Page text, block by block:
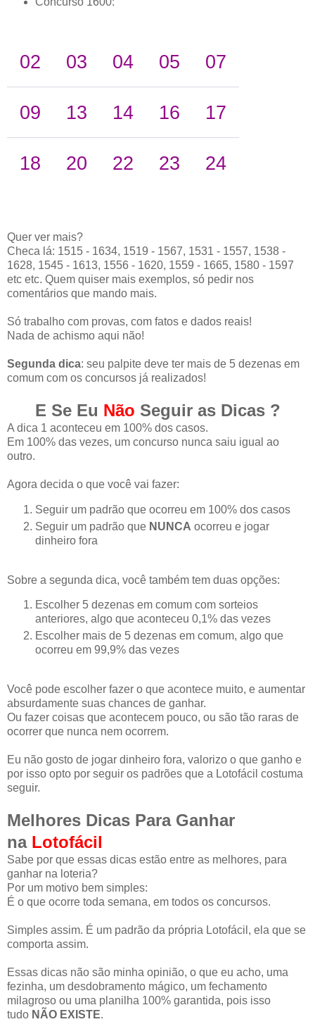
02 03 04 05 07
09 13 14 16 17
18 20 22 23 24
Quer ver mais?
Checa lá: 1515 - 1634, 1519 - 1567, 1531 - 1557, 1538 -
1628, 1545 - 1613, 1556 - 1620, 1559 - 1665, 1580 - 1597
etc etc. Quem quiser mais exemplos, só pedir nos
comentários que mando mais.
Só trabalho com provas, com fatos e dados reais!
Nada de achismo aqui não!
Segunda dica: seu palpite deve ter mais de 5 dezenas em
comum com os concursos já realizados!
E Se Eu Não Seguir as Dicas ?
A dica 1 aconteceu em 100% dos casos.
Em 100% das vezes, um concurso nunca saiu igual ao
outro.
Agora decida o que você vai fazer:
Seguir um padrão que ocorreu em 100% dos casos
Seguir um padrão que NUNCA ocorreu e jogar
dinheiro fora
Sobre a segunda dica, você também tem duas opções:
Escolher 5 dezenas em comum com sorteios
anteriores, algo que aconteceu 0,1% das vezes
Escolher mais de 5 dezenas em comum, algo que
ocorreu em 99,9% das vezes
Você pode escolher fazer o que acontece muito, e aumentar
absurdamente suas chances de ganhar.
Ou fazer coisas que acontecem pouco, ou são tão raras de
ocorrer que nunca nem ocorrem.
Eu não gosto de jogar dinheiro fora, valorizo o que ganho e
por isso opto por seguir os padrões que a Lotofácil costuma
seguir.
Melhores Dicas Para Ganhar
na Lotofácil
Sabe por que essas dicas estão entre as melhores, para
ganhar na loteria?
Por um motivo bem simples:
É o que ocorre toda semana, em todos os concursos.
Simples assim. É um padrão da própria Lotofácil, ela que se
comporta assim.
Essas dicas não são minha opinião, o que eu acho, uma
fezinha, um desdobramento mágico, um fechamento
milagroso ou uma planilha 100% garantida, pois isso
tudo NÃO EXISTE.